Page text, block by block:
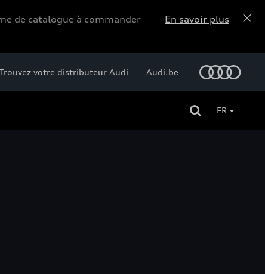
de catalogue à commander
En savoir plus
Trouvez votre distributeur Audi Audi.be
FR